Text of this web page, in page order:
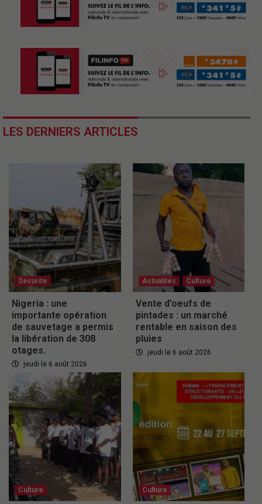
LES DERNIERS ARTICLES
Securite
Nigeria : une
importante opération
de sauvetage a permis
la libération de 308
otages.
jeudi le 6 août 2026
Actualités Culture
Vente d’oeufs de
pintades : un marché
rentable en saison des
pluies
jeudi le 6 août 2026
Culture Culture